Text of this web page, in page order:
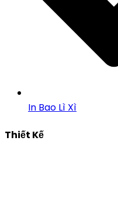
In Bao Lì Xì
Thiết Kế